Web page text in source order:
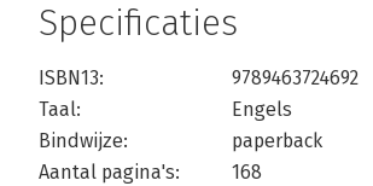
Specificaties
ISBN13:
9789463724692
Taal:
Engels
Bindwijze:
paperback
Aantal pagina's:
168